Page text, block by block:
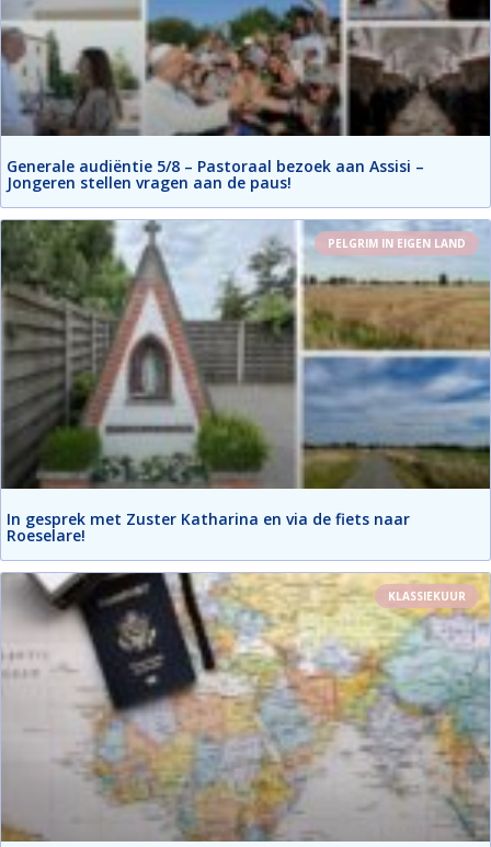
Generale audiëntie 5/8 – Pastoraal bezoek aan Assisi –
Jongeren stellen vragen aan de paus!
PELGRIM IN EIGEN LAND
In gesprek met Zuster Katharina en via de fiets naar
Roeselare!
KLASSIEKUUR